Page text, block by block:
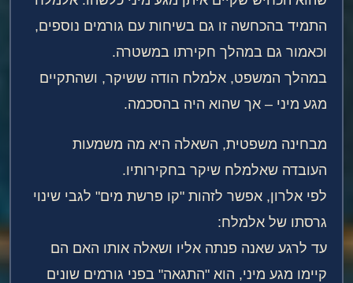
התמיד בהכחשה זו גם בשיחות עם גורמים נוספים,
וכאמור גם במהלך חקירתו במשטרה.
במהלך המשפט, אלמלח הודה ששיקר, ושהתקיים
מגע מיני – אך שהוא היה בהסכמה.
מבחינה משפטית, השאלה היא מה משמעות
העובדה שאלמלח שיקר בחקירותיו.
לפי אלרון, אפשר לזהות "קו פרשת מים" לגבי שינוי
גרסתו של אלמלח:
עד לרגע שאנה פנתה אליו ושאלה אותו האם הם
קיימו מגע מיני, הוא "התגאה" בפני גורמים שונים